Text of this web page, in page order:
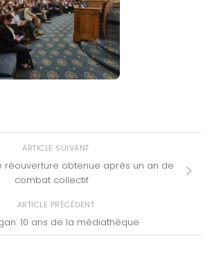
ARTICLE SUIVANT
réouverture obtenue après un an de
combat collectif
ARTICLE PRÉCÉDENT
10 ans de la médiathèque